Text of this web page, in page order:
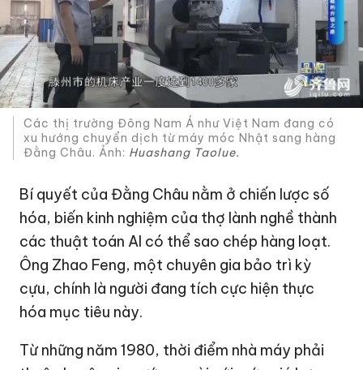
Các thị trường Đông Nam Á như Việt Nam đang có
xu hướng chuyển dịch từ máy móc Nhật sang hàng
Đằng Châu. Ảnh: Huashang Taolue.
Bí quyết của Đằng Châu nằm ở chiến lược số
hóa, biến kinh nghiệm của thợ lành nghề thành
các thuật toán AI có thể sao chép hàng loạt.
Ông Zhao Feng, một chuyên gia bảo trì kỳ
cựu, chính là người đang tích cực hiện thực
hóa mục tiêu này.
Từ những năm 1980, thời điểm nhà máy phải